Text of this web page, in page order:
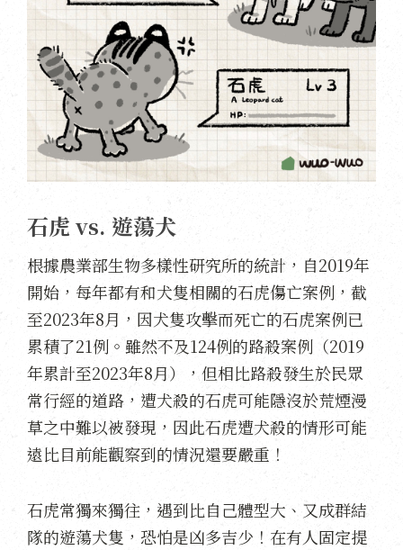
石虎 vs. 遊蕩犬
根據農業部生物多樣性研究所的統計，自2019年
開始，每年都有和犬隻相關的石虎傷亡案例，截
至2023年8月，因犬隻攻擊而死亡的石虎案例已
累積了21例。雖然不及124例的路殺案例（2019
年累計至2023年8月），但相比路殺發生於民眾
常行經的道路，遭犬殺的石虎可能隱沒於荒煙漫
草之中難以被發現，因此石虎遭犬殺的情形可能
遠比目前能觀察到的情況還要嚴重！
石虎常獨來獨往，遇到比自己體型大、又成群結
隊的遊蕩犬隻，恐怕是凶多吉少！在有人固定提